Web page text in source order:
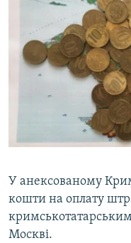
СПЕЦПРОЕКТИ
ДЕПОРТАЦІЯ
ВІДЕОУРОКИ «ELIFBE»
СВІДЧЕННЯ ОКУПАЦІЇ
УКРАЇНСЬКА ПРОБЛЕМА
ЯК ОБІЙТИ
Русский
Усі сайти RFE/RL
У анексованому
кошти на оплату
кримськотатарським
Москві.